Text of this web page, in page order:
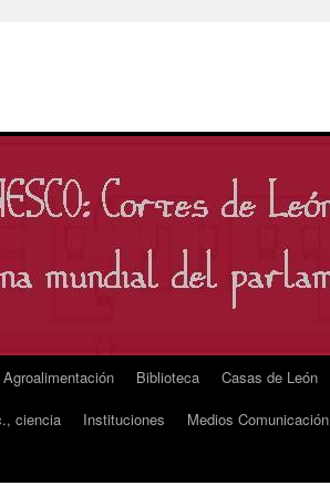
Agroalimentación Biblioteca Casas de León
ciencia Instituciones Medios Comunicación